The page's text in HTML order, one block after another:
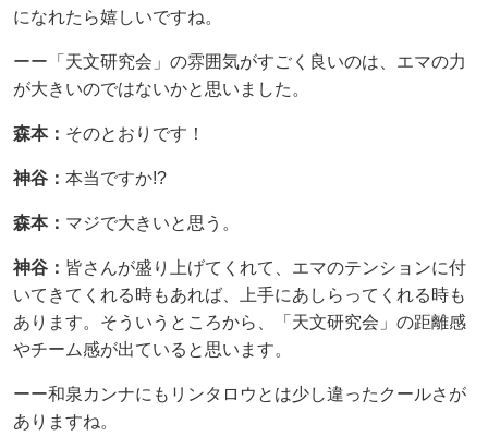
になれたら嬉しいですね。
ーー「天文研究会」の雰囲気がすごく良いのは、エマの力
が大きいのではないかと思いました。
森本： そのとおりです！
神谷： 本当ですか!?
森本： マジで大きいと思う。
神谷： 皆さんが盛り上げてくれて、エマのテンションに付
いてきてくれる時もあれば、上手にあしらってくれる時も
あります。そういうところから、「天文研究会」の距離感
やチーム感が出ていると思います。
ーー和泉カンナにもリンタロウとは少し違ったクールさが
ありますね。